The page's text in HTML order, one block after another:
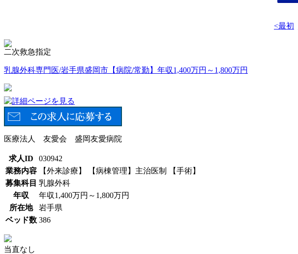
<最初
二次救急指定
乳腺外科専門医/岩手県盛岡市【病院/常勤】年収1,400万円～1,800万円
医療法人 友愛会 盛岡友愛病院
求人ID
030942
業務内容
【外来診療】 【病棟管理】主治医制 【手術】
募集科目 乳腺外科
年収
年収1,400万円～1,800万円
所在地
岩手県
ベッド数 386
当直なし